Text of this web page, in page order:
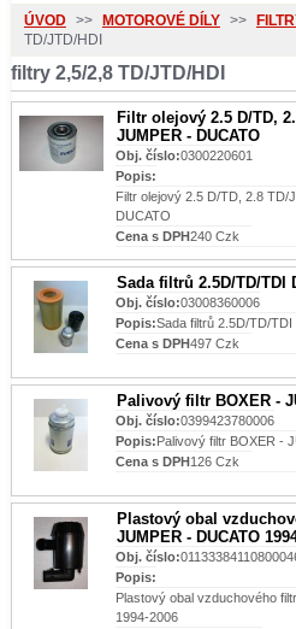
ÚVOD >> MOTOROVÉ DÍLY >>
TD/JTD/HDI
filtry 2,5/2,8 TD/JTD/HDI
Filtr olejový 2.5 D/TD,
JUMPER - DUCATO
Obj. číslo:0300220601
Popis:
Filtr olejový 2.5 D/TD, 2.8
DUCATO
Cena s DPH240 Czk
Sada filtrů 2.5D/TD/TDI
Obj. číslo:03008360006
Popis:Sada filtrů 2.5D/TD/
Cena s DPH497 Czk
Palivový filtr BOXER -
Obj. číslo:0399423780006
Popis:Palivový filtr BOXER -
Cena s DPH126 Czk
Plastový obal
JUMPER - DUCATO
Obj. číslo:
Popis:
Plastový obal vzduchového
1994-2006